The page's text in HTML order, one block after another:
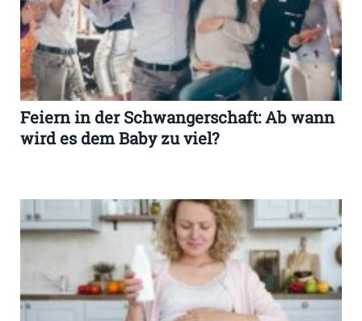
Feiern in der Schwangerschaft: Ab wann
wird es dem Baby zu viel?